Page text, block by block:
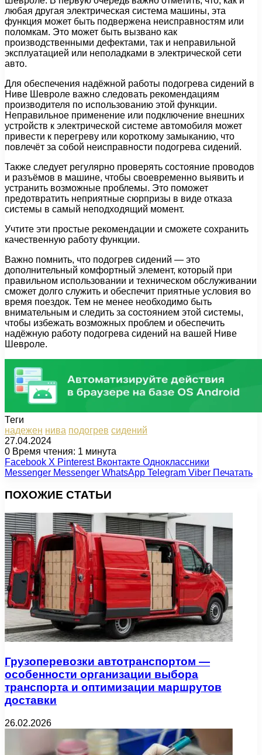
любая другая электрическая система машины, эта
функция может быть подвержена неисправностям или
поломкам. Это может быть вызвано как
производственными дефектами, так и неправильной
эксплуатацией или неполадками в электрической сети
авто.
Для обеспечения надёжной работы подогрева сидений в
Ниве Шевроле важно следовать рекомендациям
производителя по использованию этой функции.
Неправильное применение или подключение внешних
устройств к электрической системе автомобиля может
привести к перегреву или короткому замыканию, что
повлечёт за собой неисправности подогрева сидений.
Также следует регулярно проверять состояние проводов
и разъёмов в машине, чтобы своевременно выявить и
устранить возможные проблемы. Это поможет
предотвратить неприятные сюрпризы в виде отказа
системы в самый неподходящий момент.
Учтите эти простые рекомендации и сможете сохранить
качественную работу функции.
Важно помнить, что подогрев сидений — это
дополнительный комфортный элемент, который при
правильном использовании и техническом обслуживании
сможет долго служить и обеспечит приятные условия во
время поездок. Тем не менее необходимо быть
внимательным и следить за состоянием этой системы,
чтобы избежать возможных проблем и обеспечить
надёжную работу подогрева сидений на вашей Ниве
Шевроле.
Теги
надежен нива подогрев сидений
27.04.2024
0 Время чтения: 1 минута
Facebook X Pinterest Вконтакте Одноклассники
Messenger Messenger WhatsApp Telegram Viber Печатать
ПОХОЖИЕ СТАТЬИ
Грузоперевозки автотранспортом —
особенности организации выбора
транспорта и оптимизации маршрутов
доставки
26.02.2026